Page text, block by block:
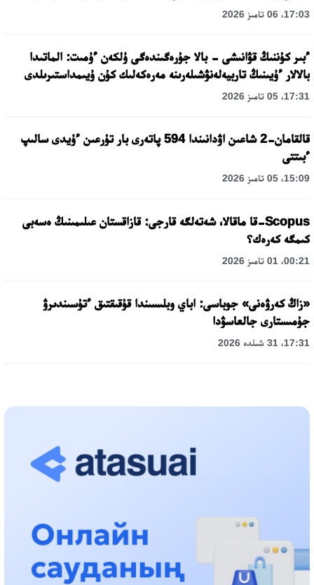
17:03، 06 تامىز 2026
ءبىر كۇننىڭ قۋانىشى - بالا جۇرەگىندەگى ۇلكەن ءۇمىت: الماتىدا
بالالار ءۇيىنىڭ تاربيەلەنۋشىلەرىنە مەرەكەلىك كۇن ۇيىمداستىرىلدى
17:31، 05 تامىز 2026
قالقامان-2 شاعىن اۋدانىندا 594 پاتەرى بار تۇرعىن ءۇيدى سالىپ
ءبىتتى
15:09، 05 تامىز 2026
Scopus-قا ماقالا، شەتەلگە قارجى: قازاقستان عىلىمىنىڭ ەسەبى
كىمگە كەرەك؟
00:21، 01 تامىز 2026
«زاڭ كەرۋەنى» جوباسى: اباي وبلىسىندا قۇقىقتىق ءتۇسىندىرۋ
جۇمىستارى جالعاسۋدا
17:31، 31 شىلدە 2026
جوسپارلانۋدا
اسحات اسىلبەكوۆ: كۇشتى بيلىككە كۇشتى تۇلعالار كەرەك!
ابزال دوستيار: دۋمان مۇحامەتكارىمدى الماتى تۇرمەسىنە اۋىستىرۋى
مۇمكىن
16:15، 27 شىلدە 2026